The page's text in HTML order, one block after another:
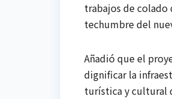
trabajos de
techumbre del
Añadió que el
dignificar la
turística y cultural